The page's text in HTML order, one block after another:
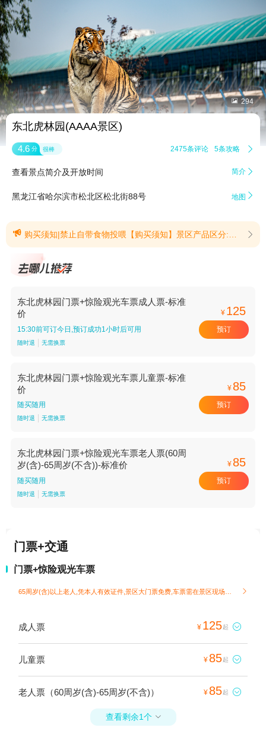
 294
东北虎林园(AAAA景区)
4.6 分 很棒 2475条评论 5条攻略 
查看景点简介及开放时间 简介 
黑龙江省哈尔滨市松北区松北街88号 地图 
 购买须知|禁止自带食物投喂【购买须知】景区产品区分:随买产品和1小时生效产品，请在下单时注意区分，如购买1小时生效产品，需预订后1小时可用。考虑参观游玩安全， 一位成人最多带3位免费儿童。(提示有效期2025/9/7至2026/9/7)【禁止自带食物投喂】为了保障东北虎的健康安全，请勿自带食物投喂！园区内东北虎的饮食均由饲养员及兽医根据虎只需求科学配比，食材经过严格检验检疫，确保营养均衡、安全卫生。自带食物未经检测，可能携带影响东北虎健康的因素，极易引发动物疾病。您自带食物的“爱心投喂”行为，反而会伤害它们。真正的喜爱，源于科学的守护。请勿投喂自带食物，对于违规投喂者，园区将依照相关规定予以处理，让我们共同守护东北虎的健康！感谢您的理解与配合。(提示有效期2026/3/10至2026/8/31) 
东北虎林园门票+惊险观光车票成人票-标准
价
15:30前可订今日,预订成功1小时后可用
随时退 无需换票
¥ 125
预订
东北虎林园门票+惊险观光车票儿童票-标准
价
随买随用
随时退 无需换票
¥ 85
预订
东北虎林园门票+惊险观光车票老人票(60周
岁(含)-65周岁(不含))-标准价
随买随用
随时退 无需换票
¥ 85
预订
门票+交通
门票+惊险观光车票

成人票 ¥ 125起 
儿童票 ¥ 85起 
老人票（60周岁(含)-65周岁(不含)） ¥ 85起 
查看剩余1个 
